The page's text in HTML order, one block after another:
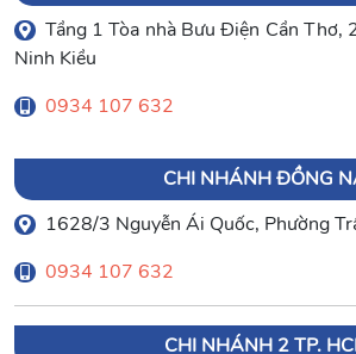
Tầng 1 Tòa nhà Bưu Điện Cần Thơ,
Ninh Kiều
0934 107 632
CHI NHÁNH ĐỒNG
1628/3 Nguyễn Ái Quốc, Phường
0934 107 632
CHI NHÁNH 2 TP.